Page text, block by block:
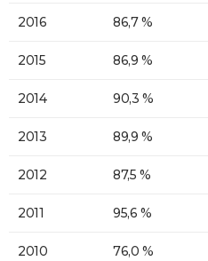
2016 86,7 %
2015 86,9 %
2014 90,3 %
2013 89,9 %
2012 87,5 %
2011 95,6 %
2010 76,0 %